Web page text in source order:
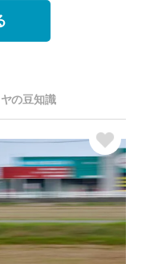
の豆知識